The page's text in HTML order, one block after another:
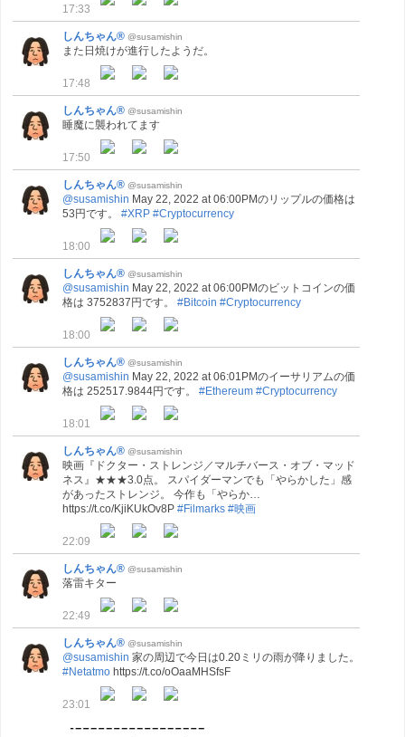
17:33
しんちゃん® @susamishin
また日焼けが進行したようだ。
17:48
しんちゃん® @susamishin
睡魔に襲われてます
17:50
しんちゃん® @susamishin
@susamishin May 22, 2022 at 06:00PMのリップルの価格は
53円です。 #XRP #Cryptocurrency
18:00
しんちゃん® @susamishin
@susamishin May 22, 2022 at 06:00PMのビットコインの価
格は 3752837円です。 #Bitcoin #Cryptocurrency
18:00
しんちゃん® @susamishin
@susamishin May 22, 2022 at 06:01PMのイーサリアムの価
格は 252517.9844円です。 #Ethereum #Cryptocurrency
18:01
しんちゃん® @susamishin
映画『ドクター・ストレンジ／マルチバース・オブ・マッド
ネス』★★★3.0点。 スパイダーマンでも「やらかした」感
があったストレンジ。 今作も「やらか…
https://t.co/KjiKUkOv8P #Filmarks #映画
22:09
しんちゃん® @susamishin
落雷キター
22:49
しんちゃん® @susamishin
@susamishin 家の周辺で今日は0.20ミリの雨が降りました。
#Netatmo https://t.co/oOaaMHSfsF
23:01